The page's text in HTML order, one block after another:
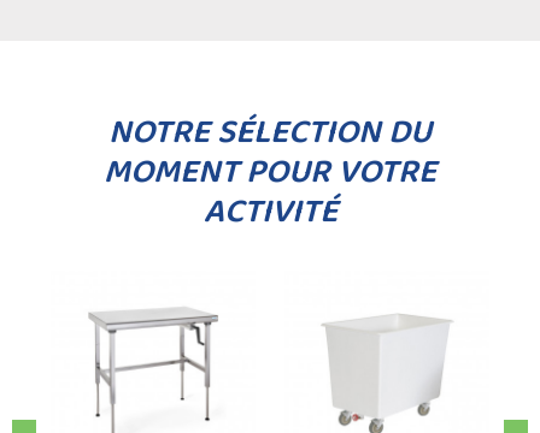
NOTRE SÉLECTION DU
MOMENT POUR VOTRE
ACTIVITÉ